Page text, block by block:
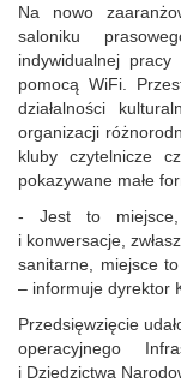
Na nowo
saloniku
indywidualnej
pomocą WiFi.
działalności
organizacji
kluby czytelnicze
pokazywane małe
- Jest to miejsce,
i konwersacje,
sanitarne, miejsce
– informuje dyrektor
Przedsięwzięcie
operacyjnego
i Dziedzictwa